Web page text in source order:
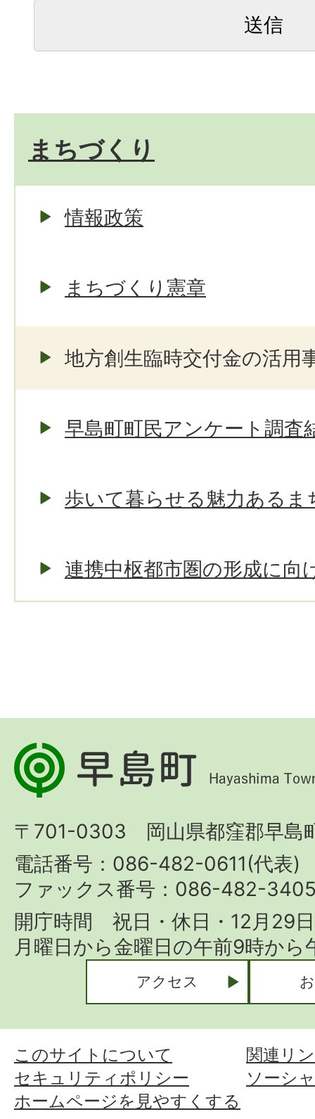
まちづくり
情報政策
まちづくり憲章
地方創生臨時交付金の活用
早島町町民アンケート調査
歩いて暮らせる魅力ある
連携中枢都市圏の形成に向
早
島
Hayashima
Town
〒701-0303 岡山県都窪郡早島
電話番号：086-482-0611(代表)
ファックス番号：086-482-
開庁時間 祝日・休日・12月29
月曜日から金曜日の午前9時か
アクセス
このサイトについて
関連リ
セキュリティポリシー
ソーシ
ホームページを見やすくする